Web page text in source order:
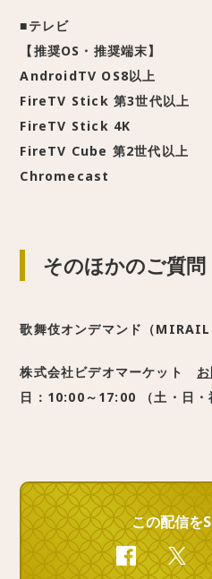
■テレビ
【推奨OS・推奨端末】
AndroidTV OS8以上
FireTV Stick 第3世代以上
FireTV Stick 4K
FireTV Cube 第2世代以上
Chromecast
そのほかのご質
歌舞伎オンデマンド（
株式会社ビデオマーケット
日：10:00～17:00 （土・日・
この配信を
Facebook